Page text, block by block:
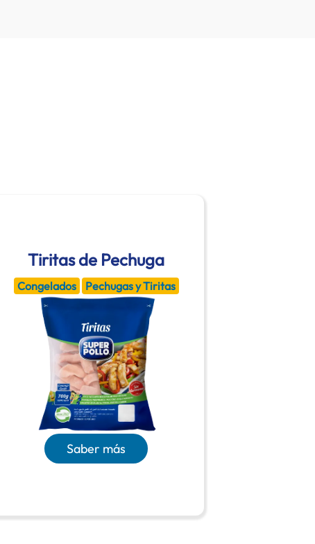
Tiritas de Pechuga
Congelados Pechugas y Tiritas
Saber más